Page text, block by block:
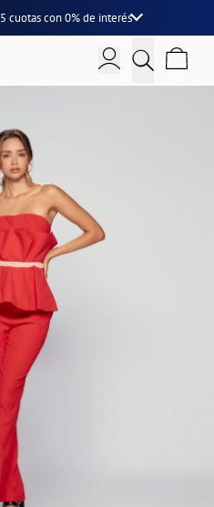
5 cuotascon0% de interés